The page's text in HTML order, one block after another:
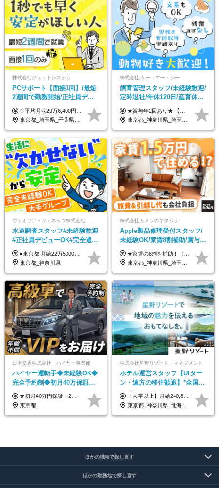
株式会社ジェットシステム
PCサポート【面接1回】/最短
2週間で勤務開始/正社員デビ
ュー歓迎/未経験9割以上/社員
寮・住宅手当あり
◇平均月収29万6,400円(各種手当含む) ◇住宅手当⇒最大家賃の半額支給 ◇賞与年2回支給 ■月給22万5,000円以上＋地域手当＋時間外手当＋住宅手当＋家族手当 ※経験やスキルに応じて給与を決定します ※試用期間2ヶ月あり（期間内は時給1,060円以上となります） └地域により上がる可能性があり／例：東京都時給1,370円 └その他待遇に差異なし ＜モデル月収例＞ 1年目：296,400円 3年目：320,000円 【固定残業代について】 なし（残業代は、実際の労働時間に応じて別途全額支給）
東京都_埼玉県_千葉県_愛知県_北海道_群馬県_長野県_富山県_石川県_静岡県_香川県_高知県_熊本県_長崎県_沖縄県
株式会社 ケー・エー・シー
飼育管理スタッフ/未経験歓迎/
定時退社/年休120日/産育休実
績あり/連休取得OK/賞与年2
回/急募求人
★賞与年2回あり★ 【未経験の方】月給20万7,750円～＋賞与年2回＋残業代全額支給＋交通費支給 【生物系大卒の方】月給21万3,750円～＋賞与年2回＋残業代全額支給＋交通費支給 ★手当が充実★ ・資格手当（実験動物技術者2級：月3,000円、1級：月7,000円） ・家族手当 ・住宅費用補助（転居を伴う転勤の場合：最大5年間支給） ・残業代全額支給 ※入社5年目程度で賞与4.6ヶ月分の支給実績あり ※月給の金額は、能力やスキルを考慮して決定します ※試用期間6ヶ月あり（雇用形態・給与・待遇に差異なし）
東京都_神奈川県_埼玉県_大阪府_愛知県_茨城県_三重県_京都府_佐賀県
水道調査スタッフ#未経験歓迎
#正社員デビューOK#完全週休
2日制#年休125日#資格取得支
援有#社員数千人以上
■東京都 月給22万5000円（東京地域手当3万円含）～25万円＋残業代全額支給＋各種手当 ■神奈川県 月給19万5000円～24万円＋残業代全額支給＋各種手当 ※年齢・経験を考慮し決定 ※試用期間3ヶ月（期間中の給与・待遇に差異はありません） ◆通勤手当あり（全額支給） ◆昇給年1回、賞与年2回。世界最大級の環境企業グループならではの安定した給与体系です。
東京都_神奈川県
株式会社カメラのキタムラ
Apple製品修理受付スタッフ/
未経験OK/家賃8割補助/賞与年
2回/残業月平均4.7h/最大7連休
OK
★家賃の8割を補助！（限度額は地域により異なる） ※転勤による引っ越しが発生する場合 ＝＝＝＝＝＝＝＝＝＝＝＝＝＝＝＝＝＝＝＝＝＝＝ 例えば、家賃7.5万円なら6万円は会社で負担。 あなたが支払うのは、たったの1.5万円です！ 年間では自己負担額が約72万ほどお得になります！ ＝＝＝＝＝＝＝＝＝＝＝＝＝＝＝＝＝＝＝＝＝＝＝ 月給22万8,700円～26万3,100円＋賞与年2回（初回の支給は当社規定による）＋残業手当 ＜実際の給与例＞ *24歳:月給23万4,700円＋賞与年2回（初回の支給は当社規定による）＋残業手当＋諸手当 ※上記はあくまで参考月給です。ご経歴・年齢を考慮し、当社規定により決定します ※評価により昇給あり ※残業代は別途支給あり ※試用期間2ヶ月あり（期間中の給与・待遇に差異はありません） 【実在する社員の年収モデル】 年収530万円（30歳） 年収820万円（40歳） 【入社時の想定年収】 330万円～900万円
東京都_神奈川県_埼玉県_千葉県_大阪府_愛知県_北海道_岩手県_宮城県_秋田県_福島県_茨城県_栃木県_富山県_石川県_福井県_静岡県_岐阜県_三重県_兵庫県_京都府_滋賀県_奈良県_広島県_岡山県_徳島県_香川県_愛媛県_高知県_福岡県_熊本県_佐賀県_長崎県_大分県_宮崎県_沖縄県
日本交通株式会社 ハイヤー事業部
ハイヤー運転手◆未経験OK◆
完全予約制◆初月40万保証◆
平均年収600万◆約4ヶ月研修
あり◆運転は1日4hほど
★初月40万円保証＋2～6ヶ月目35万円保証 ★平均年収600万円 月給236,000円（一律手当含む）＋運転手当（運転した時間に応じて支給）＋残業代＋賞与年2回 ※基礎研修期間（10日間）は日給1万円を支給します ※試用期間中（3ヶ月）の給与・待遇に差異はありません ※残業代は全額支給します
東京都
株式会社星野リゾート・マネジメント
ホテル運営スタッフ【UIター
ン・遠方の移住歓迎】*全国募
集*週休3日/年休161日可*未経
験OK*新規開業あり
【大卒以上】月給240,800円以上+賞与2回+各種手当 【短大・専門学校卒】月給204,400円以上+賞与2回+各種手当 【上記以外】月給187,000円以上+賞与2回+各種手当 ※経験、資格、能力等を考慮の上、決定いたします ※残業代全額支給 ※試用期間3ヶ月（条件変更なし）
東京都_神奈川県_北海道_青森県_山形県_福島県_栃木県_群馬県_山梨県_長野県_石川県_静岡県_岐阜県_京都府_広島県_島根県_山口県_高知県_長崎県_大分県_鹿児島県_沖縄県
ほかの職種で探し直す
ほかの勤務地で探し直す